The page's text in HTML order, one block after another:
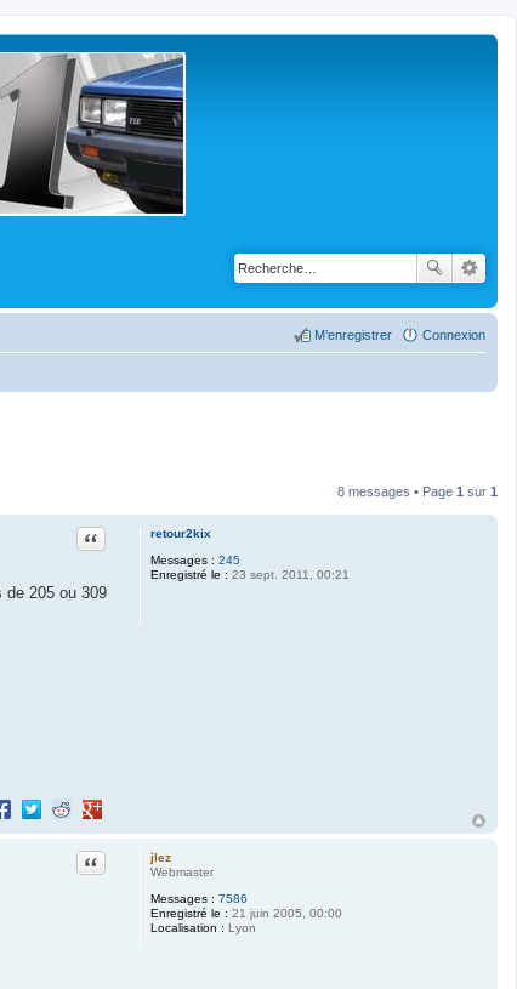
Connexion
M’enregistrer
8 messages • Page 1 sur 1
retour2kix
Messages : 245
Enregistré le : 23 sept. 2011, 00:21
Citation
de 205 ou 309
sur Facebook
Partager sur Twitter
Partager sur Reddit
Partager sur Google+
jlez
Webmaster
Messages : 7586
Enregistré le : 21 juin 2005, 00:00
Localisation : Lyon
Citation